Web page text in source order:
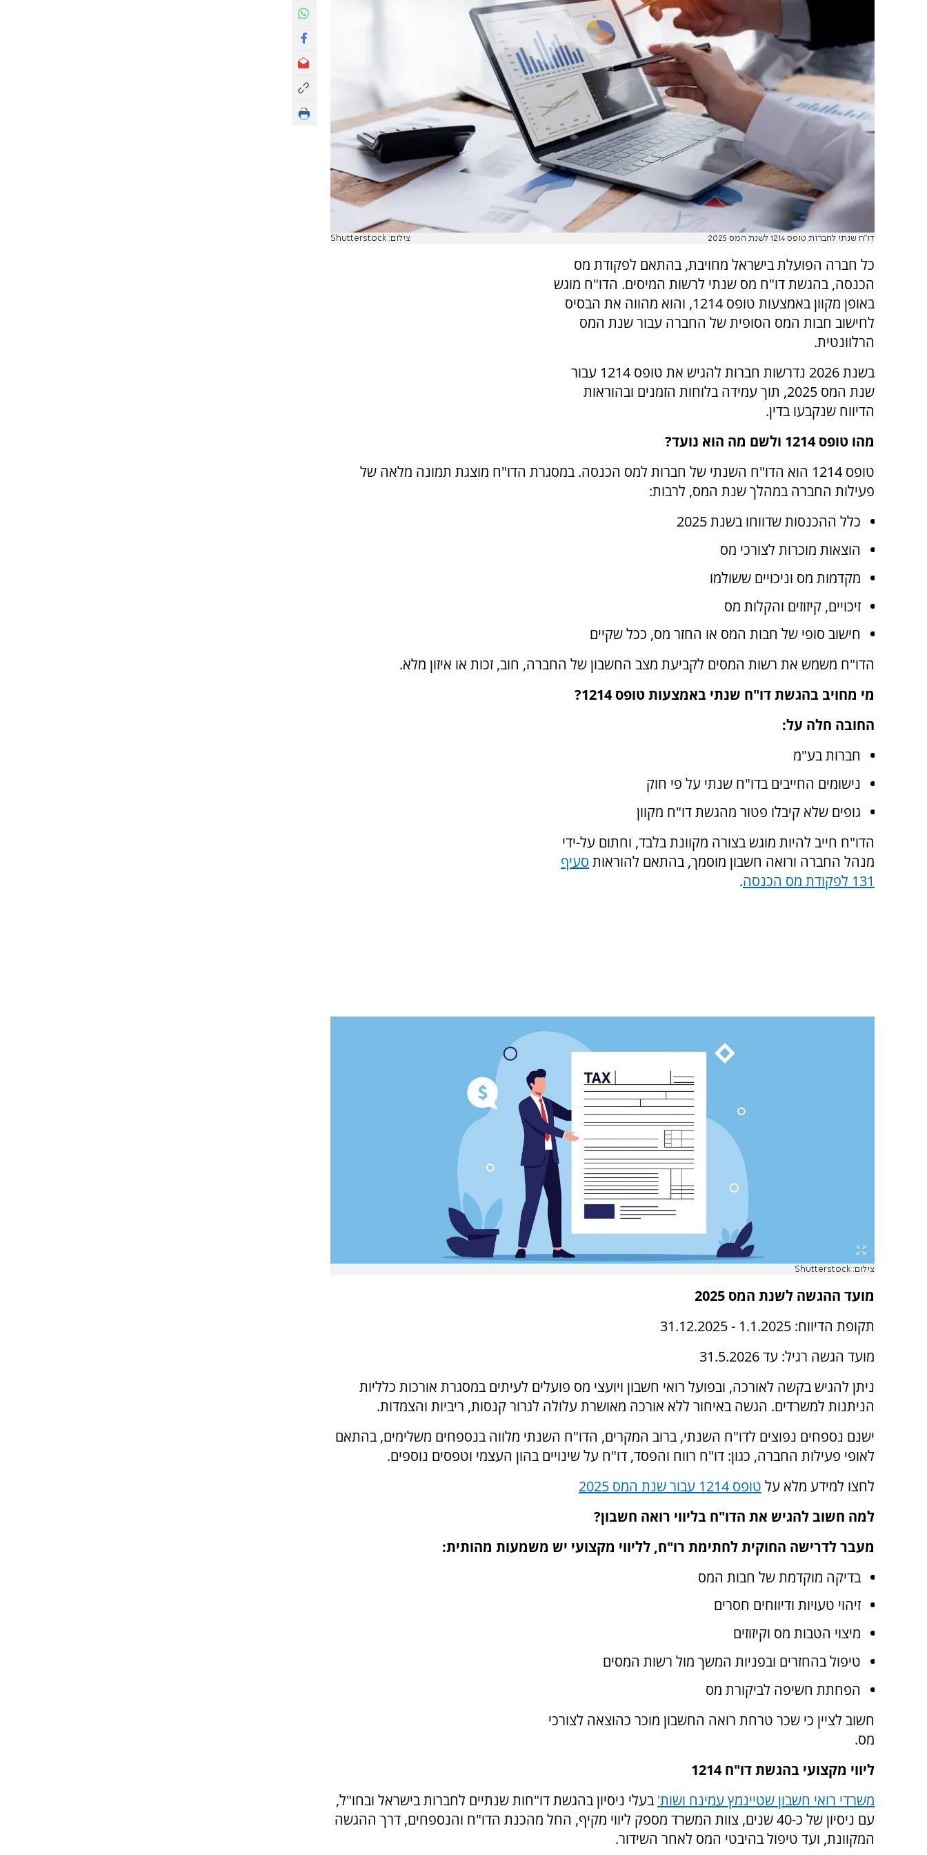
דו"ח שנתי לחברות טופס 1214 לשנת המס 2025 צילום: Shutterstock
כל חברה הפועלת בישראל מחויבת, בהתאם לפקודת מס
הכנסה, בהגשת דו"ח מס שנתי לרשות המיסים. הדו"ח מוגש
באופן מקוון באמצעות טופס 1214, והוא מהווה את הבסיס
לחישוב חבות המס הסופית של החברה עבור שנת המס
הרלוונטית.
בשנת 2026 נדרשות חברות להגיש את טופס 1214 עבור
שנת המס 2025, תוך עמידה בלוחות הזמנים ובהוראות
הדיווח שנקבעו בדין.
מהו טופס 1214 ולשם מה הוא נועד?
טופס 1214 הוא הדו"ח השנתי של חברות למס הכנסה. במסגרת הדו"ח מוצגת תמונה מלאה של
פעילות החברה במהלך שנת המס, לרבות:
כלל ההכנסות שדווחו בשנת 2025
הוצאות מוכרות לצורכי מס
מקדמות מס וניכויים ששולמו
זיכויים, קיזוזים והקלות מס
חישוב סופי של חבות המס או החזר מס, ככל שקיים
הדו"ח משמש את רשות המסים לקביעת מצב החשבון של החברה, חוב, זכות או איזון מלא.
מי מחויב בהגשת דו"ח שנתי באמצעות טופס 1214?
החובה חלה על:
חברות בע"מ
נישומים החייבים בדו"ח שנתי על פי חוק
גופים שלא קיבלו פטור מהגשת דו"ח מקוון
הדו"ח חייב להיות מוגש בצורה מקוונת בלבד, וחתום על-ידי
מנהל החברה ורואה חשבון מוסמך, בהתאם להוראות סעיף
131 לפקודת מס הכנסה
.
צילום: Shutterstock
מועד ההגשה לשנת המס 2025
תקופת הדיווח: 1.1.2025 - 31.12.2025
מועד הגשה רגיל: עד 31.5.2026
ניתן להגיש בקשה לאורכה, ובפועל רואי חשבון ויועצי מס פועלים לעיתים במסגרת אורכות כלליות
הניתנות למשרדים. הגשה באיחור ללא אורכה מאושרת עלולה לגרור קנסות, ריביות והצמדות.
ישנם נספחים נפוצים לדו"ח השנתי, ברוב המקרים, הדו"ח השנתי מלווה בנספחים משלימים, בהתאם
לאופי פעילות החברה, כגון: דו"ח רווח והפסד, דו"ח על שינויים בהון העצמי וטפסים נוספים.
לחצו למידע מלא על טופס 1214 עבור שנת המס 2025
למה חשוב להגיש את הדו"ח בליווי רואה חשבון?
מעבר לדרישה החוקית לחתימת רו"ח, לליווי מקצועי יש משמעות מהותית:
בדיקה מוקדמת של חבות המס
זיהוי טעויות ודיווחים חסרים
מיצוי הטבות מס וקיזוזים
טיפול בהחזרים ובפניות המשך מול רשות המסים
הפחתת חשיפה לביקורת מס
חשוב לציין כי שכר טרחת רואה החשבון מוכר כהוצאה לצורכי
מס.
ליווי מקצועי בהגשת דו"ח 1214
משרדי רואי חשבון שטיינמץ עמינח ושות' בעלי ניסיון בהגשת דו"חות שנתיים לחברות בישראל ובחו"ל,
עם ניסיון של כ-40 שנים, צוות המשרד מספק ליווי מקיף, החל מהכנת הדו"ח והנספחים, דרך ההגשה
המקוונת, ועד טיפול בהיבטי המס לאחר השידור.